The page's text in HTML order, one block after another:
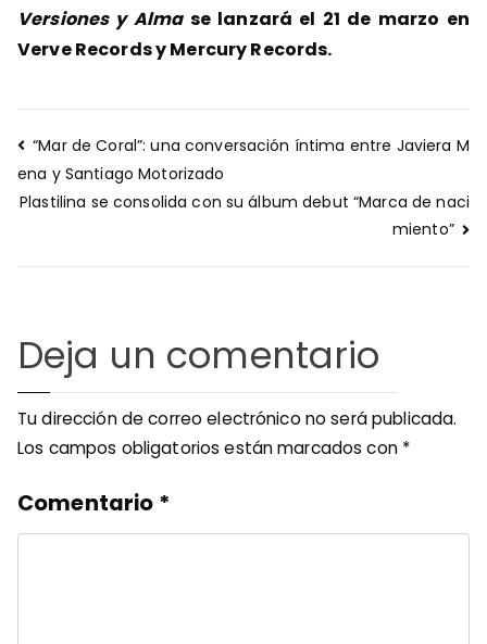
Versiones y Almase lanzará el 21 de marzo en
Verve Records y Mercury Records.
Navegación
de
entradas
“Mar de Coral”: una conversación íntima entre Javiera M
ena y Santiago Motorizado
Plastilina se consolida con su álbum debut “Marca de naci
miento”
Deja un comentario
Tu dirección de correo electrónico no será publicada.
Los campos obligatorios están marcados con *
Comentario *